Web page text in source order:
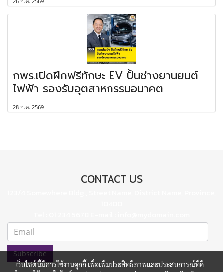
กพร.เปิดฝึกฟรีทักษะ EV ปั้นช่างยานยนต์
ไฟฟ้า รองรับอุตสาหกรรมอนาคต
28 ก.ค. 2569
CONTACT US
Subscribe
เว็บไซต์นี้มีการใช้งานคุกกี้ เพื่อเพิ่มประสิทธิภาพและประสบการณ์ที่ดี